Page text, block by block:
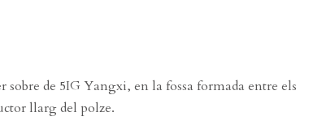
de 5IG Yangxi, en la fossa formada entre els
llarg del polze.